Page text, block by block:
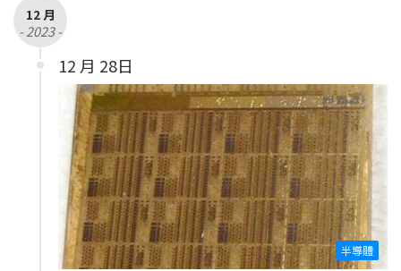
12 月
- 2023 -
12 月 28日
半導體